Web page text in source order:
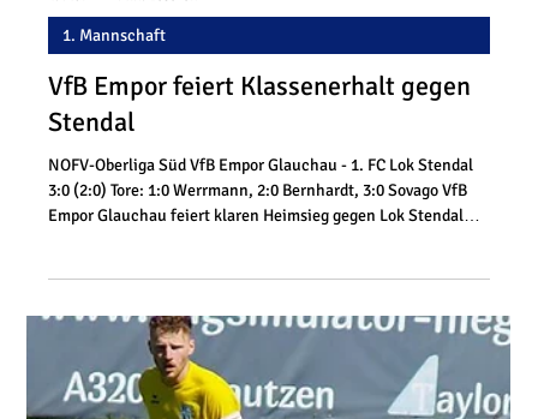
11. Mai 2 Min. Lesezeit
1. Mannschaft
Heiligenstadt
NOFV-Oberliga Süd VfB Empor Glauchau - SC 1911
Heiligenstadt 1:0 (0:0) Tore: 1:0 Schädel Der VfB Empor
Glauchau hat seine starke Rückrunde fortgesetzt und sich im
Heimspiel gegen den 1. SC Heiligenstadt mit 1:0